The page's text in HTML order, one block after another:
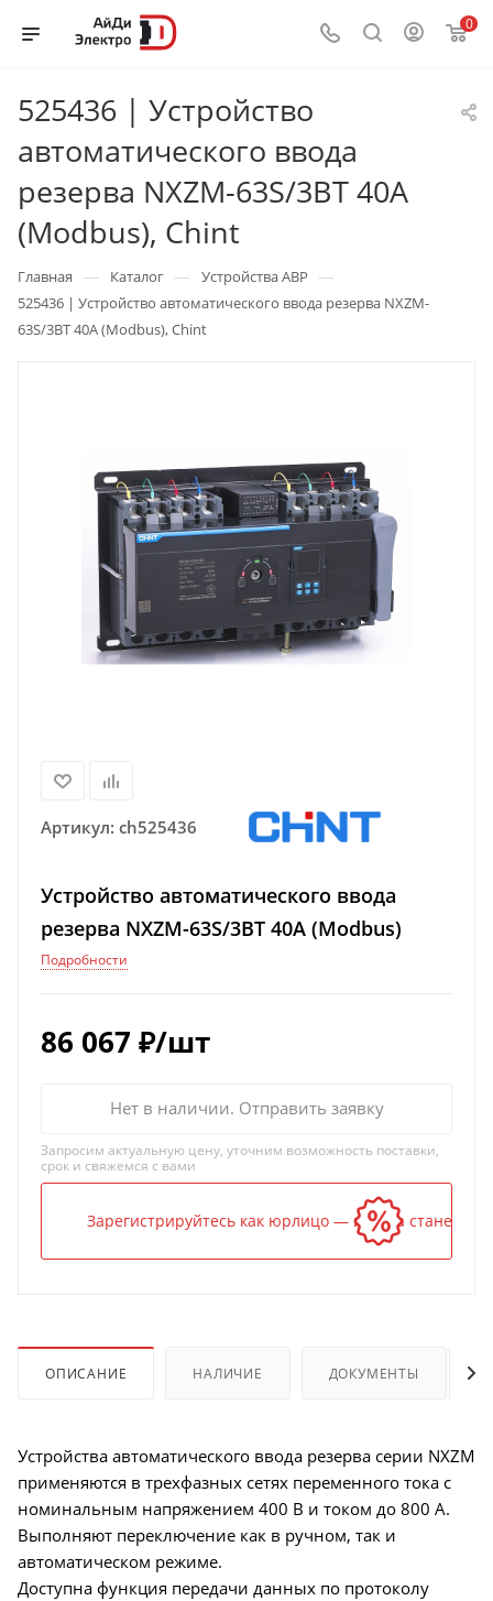
0
525436 | Устройство
автоматического ввода
резерва NXZM-63S/3BT 40А
(Modbus), Chint
Главная — Каталог — Устройства АВР —
525436 | Устройство автоматического ввода резерва NXZM-
63S/3BT 40А (Modbus), Chint
Артикул: ch525436
Устройство автоматического ввода
резерва NXZM-63S/3BT 40А (Modbus)
Подробности
86 067 ₽/шт
Нет в наличии. Отправить заявку
Запросим актуальную цену, уточним возможность поставки,
срок и свяжемся с вами
Зарегистрируйтесь как юрлицо — и цена станет
ОПИСАНИЕ НАЛИЧИЕ ДОКУМЕНТЫ
Устройства автоматического ввода резерва серии NXZM
применяются в трехфазных сетях переменного тока с
номинальным напряжением 400 В и током до 800 А.
Выполняют переключение как в ручном, так и
автоматическом режиме.
Доступна функция передачи данных по протоколу